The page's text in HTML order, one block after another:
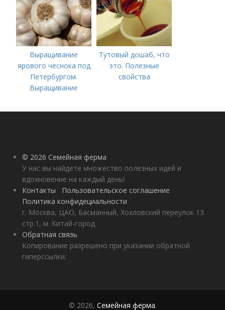
Выращивание
ярового чеснока под
Петербургом.
Выращивание
важных моментов
Тутовый дошаб, что
это. Полезные
свойства
© 2026 Семейная ферма
У нас вы найдете множество полезных идей и
вдохновение на каждый день!
Контакты
Пользовательское соглашение
Политика конфидециальности
г. Москва, ЦАО, Басманный, Хохловский переулок 13
стр.1, м. Китай-город
Обратная связь
Копирование разрешено при указании обратной
гиперссылки.
© 2026, Семейная ферма.